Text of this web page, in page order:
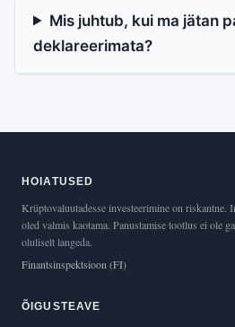
Mis juhtub, kui ma jätan
deklareerimata?
HOIATUSED
Krüptovaluutadesse investeerimine on riskantne.
oled valmis kaotama. Panustamise tootlus ei ole
oluliselt langeda.
Finantsinspektsioon (FI)
ÕIGUSTEAVE